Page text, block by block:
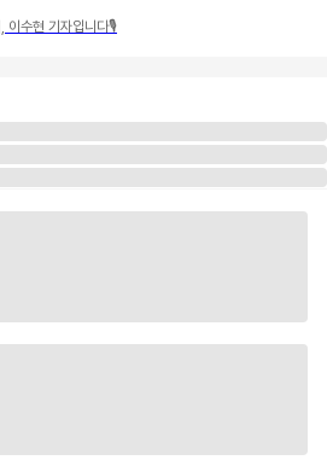
이수현 기자입니다🎙